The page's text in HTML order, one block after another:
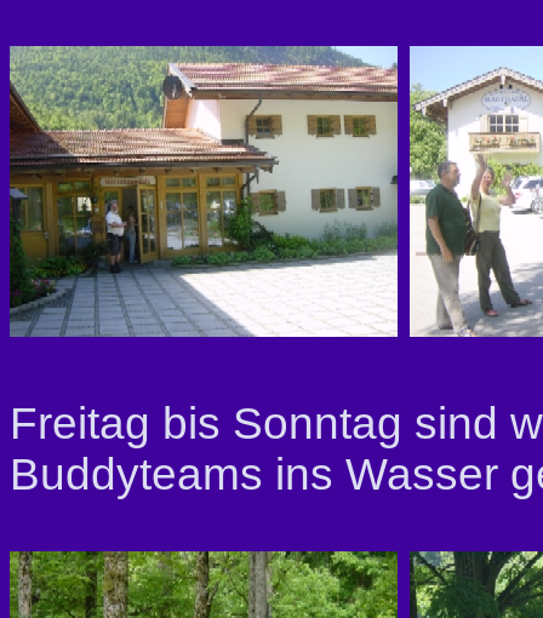
Freitag bis Sonntag sind
Buddyteams ins Wasser